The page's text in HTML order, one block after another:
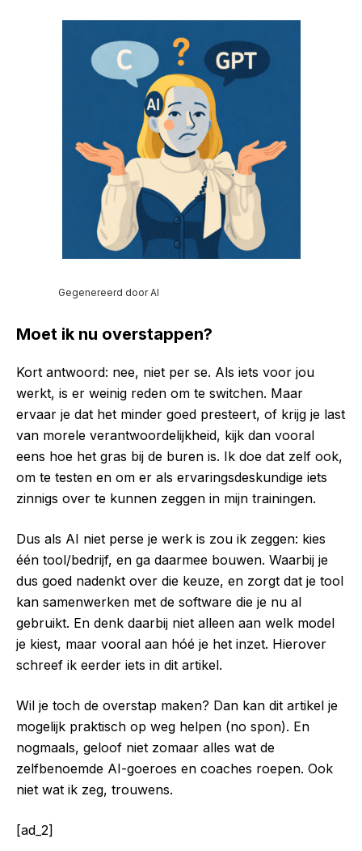
Gegenereerd door AI
Moet ik nu overstappen?
Kort antwoord: nee, niet per se. Als iets voor jou
werkt, is er weinig reden om te switchen. Maar
ervaar je dat het minder goed presteert, of krijg je last
van morele verantwoordelijkheid, kijk dan vooral
eens hoe het gras bij de buren is. Ik doe dat zelf ook,
om te testen en om er als ervaringsdeskundige iets
zinnigs over te kunnen zeggen in mijn trainingen.
Dus als AI niet perse je werk is zou ik zeggen: kies
één tool/bedrijf, en ga daarmee bouwen. Waarbij je
dus goed nadenkt over die keuze, en zorgt dat je tool
kan samenwerken met de software die je nu al
gebruikt. En denk daarbij niet alleen aan welk model
je kiest, maar vooral aan hóé je het inzet. Hierover
schreef ik eerder iets in dit artikel.
Wil je toch de overstap maken? Dan kan dit artikel je
mogelijk praktisch op weg helpen (no spon). En
nogmaals, geloof niet zomaar alles wat de
zelfbenoemde AI-goeroes en coaches roepen. Ook
niet wat ik zeg, trouwens.
[ad_2]